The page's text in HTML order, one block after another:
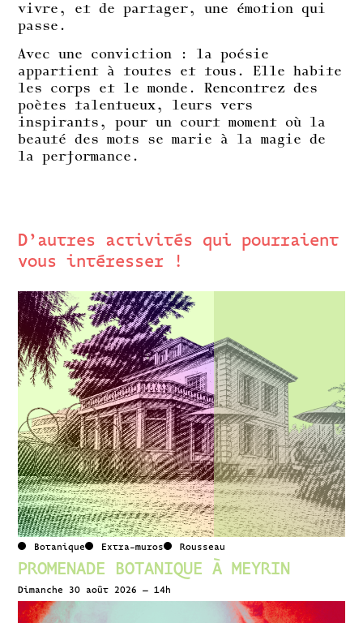
vivre, et de partager, une émotion qui
passe.
Avec une conviction : la poésie
appartient à toutes et tous. Elle habite
les corps et le monde. Rencontrez des
poètes talentueux, leurs vers
inspirants, pour un court moment où la
beauté des mots se marie à la magie de
la performance.
D’autres activités qui pourraient
vous intéresser !
Botanique Extra-muros Rousseau
PROMENADE BOTANIQUE À MEYRIN
Dimanche 30 août 2026 – 14h